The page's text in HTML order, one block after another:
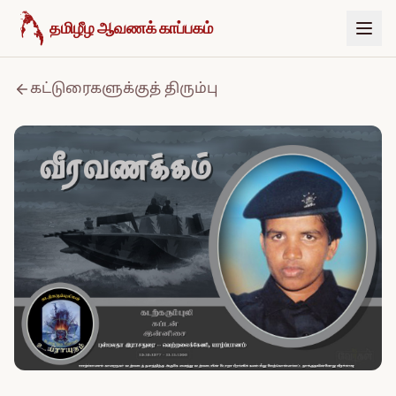
உள்ளடக்கத்திற்குச் செல்க
தமிழீழ ஆவணக் காப்பகம்
கட்டுரைகளுக்குத் திரும்பு